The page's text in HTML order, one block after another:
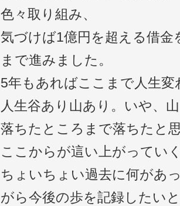
色々取り組み、
気づけば1億円を超える借金
まで進みました。
5年もあればここまで人生
人生谷あり山あり。いや、
落ちたところまで落ちたと
ここからが這い上がってい
ちょいちょい過去に何があ
がら今後の歩を記録したい